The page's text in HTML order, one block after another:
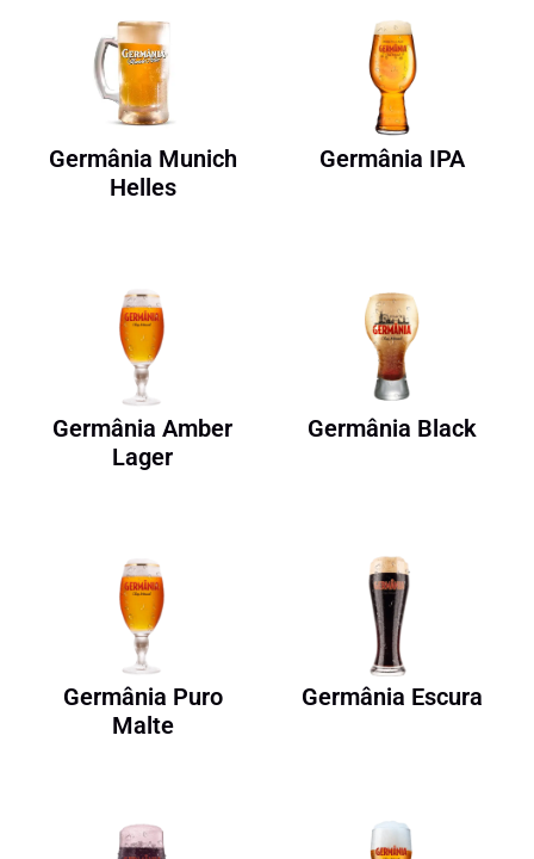
Germânia Munich
Helles
Germânia IPA
Germânia Amber
Lager
Germânia Black
Germânia Puro
Malte
Germânia Escura